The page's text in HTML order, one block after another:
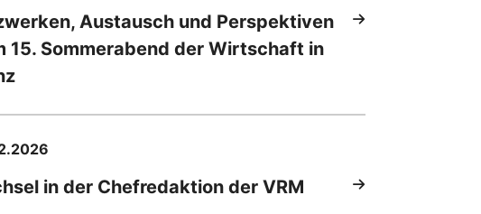
Austausch und Perspektiven
15. Sommerabend der Wirtschaft in
in der Chefredaktion der VRM